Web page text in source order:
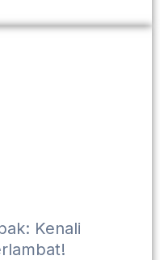
Kenali